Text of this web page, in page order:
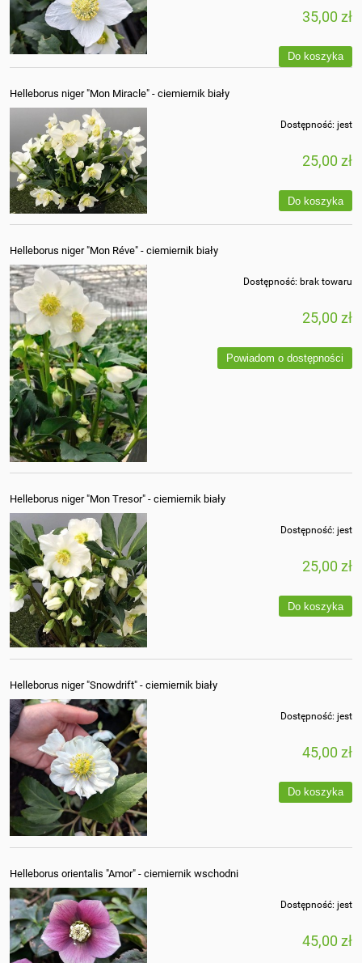
35,00 zł
Do koszyka
Helleborus niger "Mon Miracle" - ciemiernik biały
Dostępność: jest
25,00 zł
Do koszyka
Helleborus niger "Mon Réve" - ciemiernik biały
Dostępność: brak towaru
25,00 zł
Powiadom o dostępności
Helleborus niger "Mon Tresor" - ciemiernik biały
Dostępność: jest
25,00 zł
Do koszyka
Helleborus niger "Snowdrift" - ciemiernik biały
Dostępność: jest
45,00 zł
Do koszyka
Helleborus orientalis "Amor" - ciemiernik wschodni
Dostępność: jest
45,00 zł